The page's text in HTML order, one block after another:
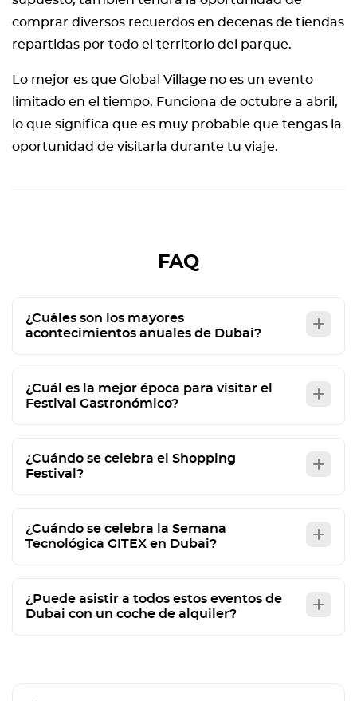
comprar diversos recuerdos en decenas de tiendas
repartidas por todo el territorio del parque.
Lo mejor es que Global Village no es un evento
limitado en el tiempo. Funciona de octubre a abril,
lo que significa que es muy probable que tengas la
oportunidad de visitarla durante tu viaje.
FAQ
¿Cuáles son los mayores
acontecimientos anuales de Dubai?
¿Cuál es la mejor época para visitar el
Festival Gastronómico?
¿Cuándo se celebra el Shopping
Festival?
¿Cuándo se celebra la Semana
Tecnológica GITEX en Dubai?
¿Puede asistir a todos estos eventos de
Dubai con un coche de alquiler?